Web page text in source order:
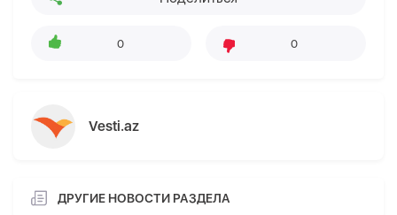
0 0
Vesti.az
ДРУГИЕ НОВОСТИ РАЗДЕЛА